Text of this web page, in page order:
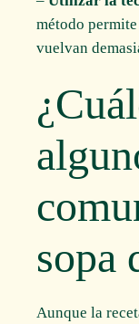
método
vuelvan
sopa
Aunque la